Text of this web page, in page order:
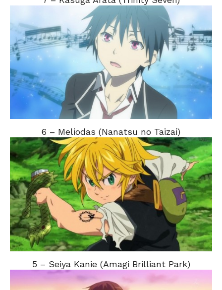
6 – Meliodas (Nanatsu no Taizai)
5 – Seiya Kanie (Amagi Brilliant Park)